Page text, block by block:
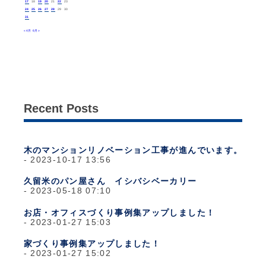
17 18 19 20 21 22 23
24 25 26 27 28 29 30
31
« 4月 6月 »
Recent Posts
木のマンションリノベーション工事が進んでいます。
2023-10-17 13:56
久留米のパン屋さん イシバシベーカリー
2023-05-18 07:10
お店・オフィスづくり事例集アップしました！
2023-01-27 15:03
家づくり事例集アップしました！
2023-01-27 15:02